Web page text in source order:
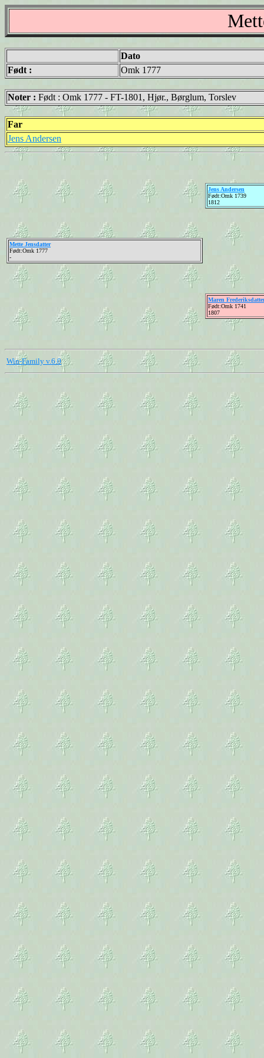
Dato
Født :
Omk 1777
Noter : Født : Omk 1777 - FT-1801, Hjør., Børglum, Torslev
Far
Jens Andersen
Mette Jensdatter
Født:Omk 1777
-
Jens Andersen
Født:Omk 1739
1812
Maren
Født:Omk 1741
1807
Win-Family v.6.0